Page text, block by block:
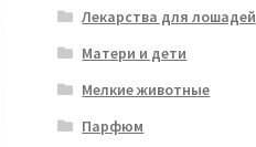
Лекарства для лошадей
Матери и дети
Мелкие животные
Парфюм